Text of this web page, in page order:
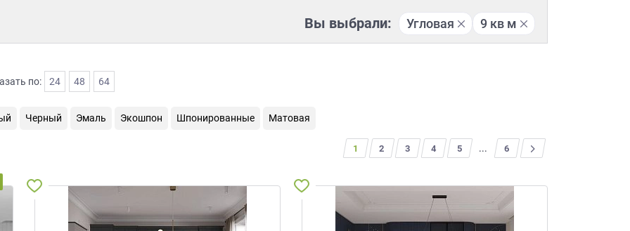
Вы выбрали: Угловая 9 кв м
по: 24 48 64
Черный Эмаль Экошпон Шпонированные Матовая
1 2 3 4 5 ... 6
>